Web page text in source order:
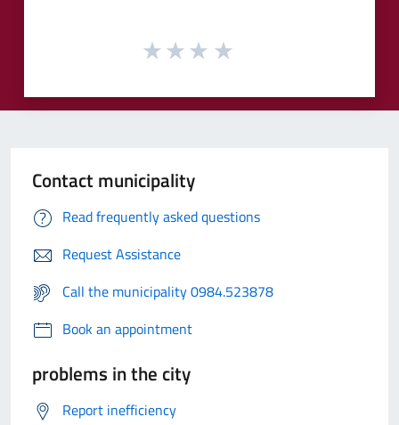
Contact municipality
Read frequently asked questions
Request Assistance
Call the municipality 0984.523878
Book an appointment
problems in the city
Report inefficiency